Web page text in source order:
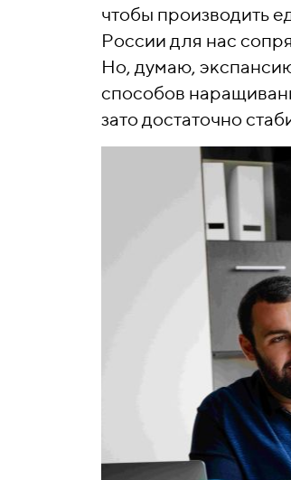
чтобы производить
России для нас
Но, думаю,
способов
зато достаточно